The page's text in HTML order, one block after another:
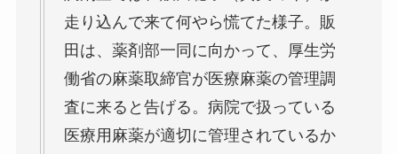
走り込んで来て何やら慌てた様子。販
田は、薬剤部一同に向かって、厚生労
働省の麻薬取締官が医療麻薬の管理調
査に来ると告げる。病院で扱っている
医療用麻薬が適切に管理されているか